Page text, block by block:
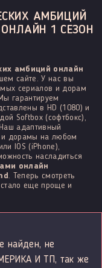
АМБИЦИЙ
1 СЕЗОН
амбиций онлайн
сайте. У нас вы
сериалов и дорам
гарантируем
в HD (1080) и
Softbox (софтбокс),
адаптивный
и дорамы на любом
IOS (iPhone),
насладиться
онлайн
. Теперь смотреть
еще проще и
найден, не
И ТП, так же